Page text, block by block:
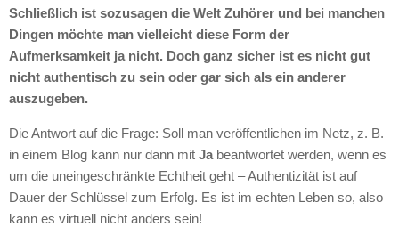
Schließlich ist sozusagen die Welt Zuhörer und bei manchen
Dingen möchte man vielleicht diese Form der
Aufmerksamkeit ja nicht. Doch ganz sicher ist es nicht gut
nicht authentisch zu sein oder gar sich als ein anderer
auszugeben.
Die Antwort auf die Frage: Soll man veröffentlichen im Netz, z. B.
in einem Blog kann nur dann mit Jabeantwortet werden, wenn es
um die uneingeschränkte Echtheit geht – Authentizität ist auf
Dauer der Schlüssel zum Erfolg. Es ist im echten Leben so, also
kann es virtuell nicht anders sein!